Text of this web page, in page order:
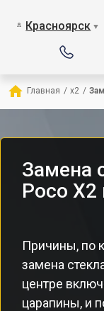
Красноярск ▼
Главная / x2 /
Замена
Poco X2
Причины, по
замена
центре
царапины, и